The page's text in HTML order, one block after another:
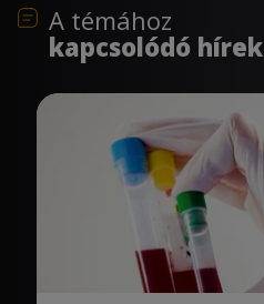
A témához
kapcsolódó hírek